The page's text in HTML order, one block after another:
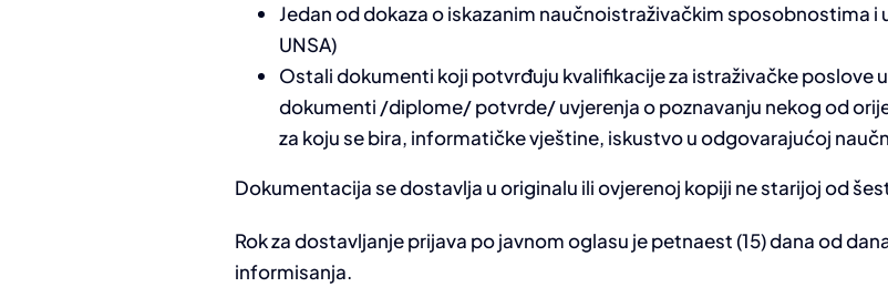
Jedan od dokaza o iskazanim naučnoistraživačkim sposobnostima i
UNSA)
Ostali dokumenti koji potvrđuju kvalifikacije za istraživačke poslove
dokumenti /diplome/ potvrde/ uvjerenja o poznavanju nekog od
za koju se bira, informatičke vještine, iskustvo u odgovarajućoj
Dokumentacija se dostavlja u originalu ili ovjerenoj kopiji ne starijoj od
Rok za dostavljanje prijava po javnom oglasu je petnaest (15) dana od
informisanja.